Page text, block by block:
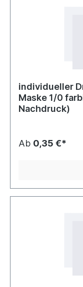
individueller
Maske 1/0
Nachdruck)
Ab 0,35 €*